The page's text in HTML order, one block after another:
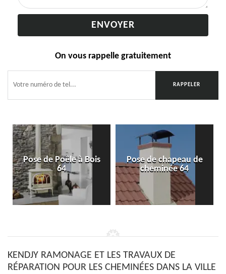
On vous rappelle gratuitement
Pose de Poêle à Bois
64
Pose de chapeau de
cheminée 64
KENDJY RAMONAGE ET LES TRAVAUX DE
RÉPARATION POUR LES CHEMINÉES DANS LA VILLE